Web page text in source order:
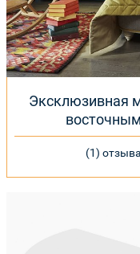
Эксклюзивная
(1) отзыва